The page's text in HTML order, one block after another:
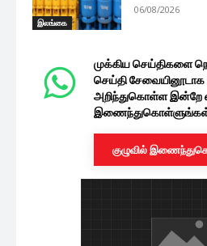
இலங்கை
06/08/2026
முக்கிய செய்திகளை
செய்தி சேவையினூடாக
அறிந்துகொள்ள இன்றே
குழுவில்